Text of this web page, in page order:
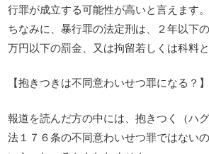
行罪が成立する可能性が高いと言えます。
ちなみに、暴行罪の法定刑は、２年以下
万円以下の罰金、又は拘留若しくは科料と
【抱きつきは不同意わいせつ罪になる？】
報道を読んだ方の中には、抱きつく（ハ
法１７６条の不同意わいせつ罪ではない